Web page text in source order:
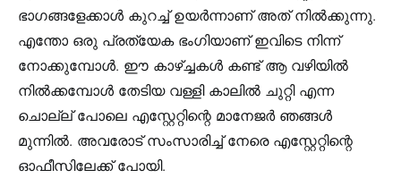
ഭാഗങ്ങളേക്കാള്‍ കുറച്ച് ഉയര്‍ന്നാണ് അത് നില്‍ക്കുന്നു.
എന്തോ ഒരു പ്രത്യേക ഭംഗിയാണ് ഇവിടെ നിന്ന്
നോക്കുമ്പോള്‍. ഈ കാഴ്ച്ചകള്‍ കണ്ട് ആ വഴിയില്‍
നില്‍ക്കമ്പോള്‍ തേടിയ വള്ളി കാലില്‍ ചുറ്റി എന്ന
ചൊല്ല് പോലെ എസ്റ്റേറ്റിന്റെ മാനേജര്‍ ഞങ്ങള്‍
മുന്നില്‍. അവരോട് സംസാരിച്ച് നേരെ എസ്റ്റേറ്റിന്റെ
ഓഫീസിലേക്ക് പോയി.